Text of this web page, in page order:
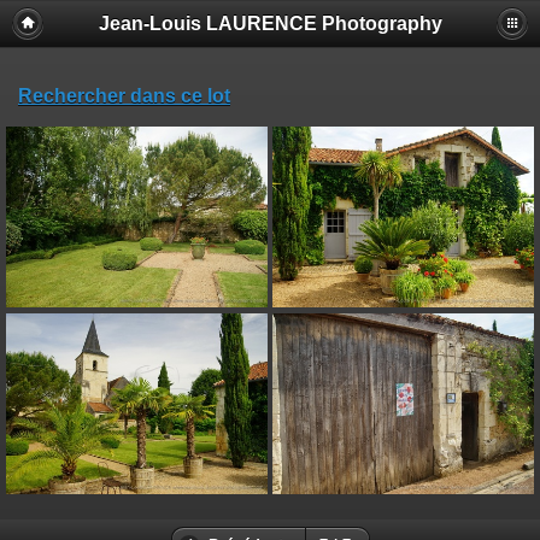
Jean-Louis LAURENCE Photography
Rechercher dans ce lot